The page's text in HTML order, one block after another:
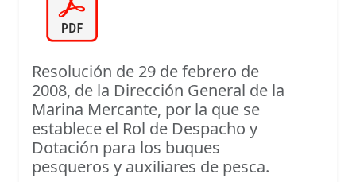
Resolución de 29 de febrero de
2008, de la Dirección General de la
Marina Mercante, por la que se
establece el Rol de Despacho y
Dotación para los buques
pesqueros y auxiliares de pesca.